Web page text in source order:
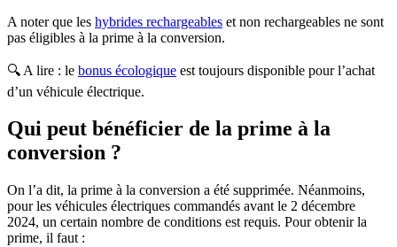
A noter que les hybrides rechargeables et non rechargeables ne sont
pas éligibles à la prime à la conversion.
🔍 A lire : le bonus écologique est toujours disponible pour l’achat
d’un véhicule électrique.
Qui peut bénéficier de la prime à la
conversion ?
On l’a dit, la prime à la conversion a été supprimée. Néanmoins,
pour les véhicules électriques commandés avant le 2 décembre
2024, un certain nombre de conditions est requis. Pour obtenir la
prime, il faut :